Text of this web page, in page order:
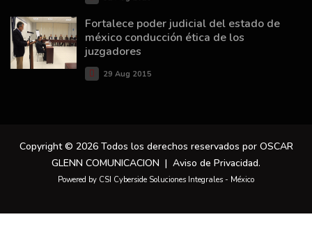
Fortalece poder judicial del estado de
méxico conducción ética de los
juzgadores
29 Aug 2015
Copyright © 2026 Todos los derechos reservados por OSCAR
GLENN COMUNICACION | Aviso de Privacidad.
Powered by CSI Cyberside Soluciones Integrales - México